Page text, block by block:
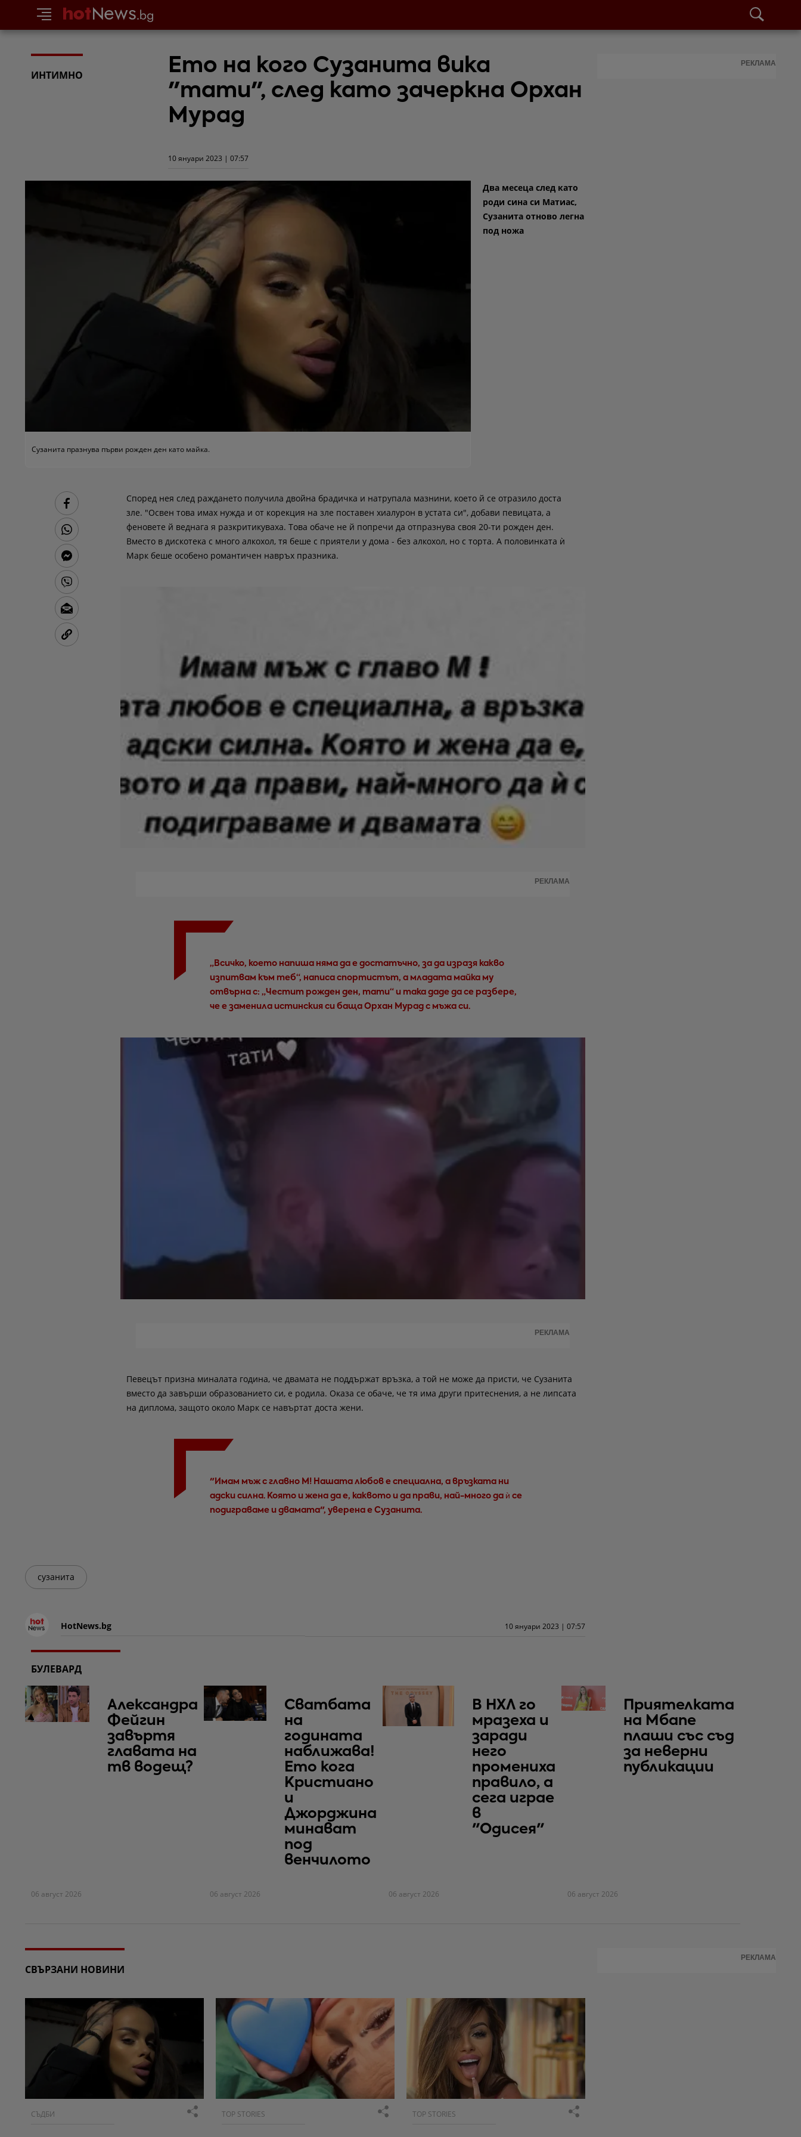
ИНТИМНО
Ето на кого Сузанита вика
"тати", след като зачеркна Орхан
Мурад
10 януари 2023 | 07:57
Сузанита празнува първи рожден ден като майка.
Два месеца след като
роди сина си Матиас,
Сузанита отново легна
под ножа
Според нея след раждането получила двойна брадичка и натрупала мазнини, което й се отразило доста
зле. "Освен това имах нужда и от корекция на зле поставен хиалурон в устата си", добави певицата, а
феновете й веднага я разкритикуваха. Това обаче не й попречи да отпразнува своя 20-ти рожден ден.
Вместо в дискотека с много алкохол, тя беше с приятели у дома - без алкохол, но с торта. А половинката ѝ
Марк беше особено романтичен навръх празника.
РЕКЛАМА
„Всичко, което напиша няма да е достатъчно, за да изразя какво
изпитвам към теб“, написа спортистът, а младата майка му
отвърна с: „Честит рожден ден, тати“ и така даде да се разбере,
че е заменила истинския си баща Орхан Мурад с мъжа си.
РЕКЛАМА
Певецът призна миналата година, че двамата не поддържат връзка, а той не може да присти, че Сузанита
вместо да завърши образованието си, е родила. Оказа се обаче, че тя има други притеснения, а не липсата
на диплома, защото около Марк се навъртат доста жени.
"Имам мъж с главно М! Нашата любов е специална, а връзката ни
адски силна. Която и жена да е, каквото и да прави, най-много да ѝ се
подиграваме и двамата", уверена е Сузанита.
сузанита
HotNews.bg 10 януари 2023 | 07:57
РЕКЛАМА
БУЛЕВАРД
Александра
Фейгин
завъртя
главата на
тв водещ?
06 август 2026
Сватбата
на
годината
наближава!
Ето кога
Кристиано
и
Джорджина
минават
под
венчилото
06 август 2026
В НХЛ го
мразеха и
заради
него
промениха
правило, а
сега играе
в
"Одисея"
06 август 2026
Приятелката
на Мбапе
плаши със съд
за неверни
публикации
06 август 2026
СВЪРЗАНИ НОВИНИ
СЪДБИ TOP STORIES TOP STORIES
РЕКЛАМА